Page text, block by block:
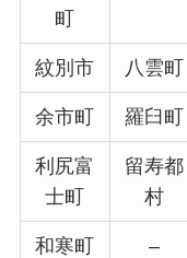
町
紋別市 八雲町
余市町 羅臼町
利尻富
士町
留寿都
村
和寒町 –